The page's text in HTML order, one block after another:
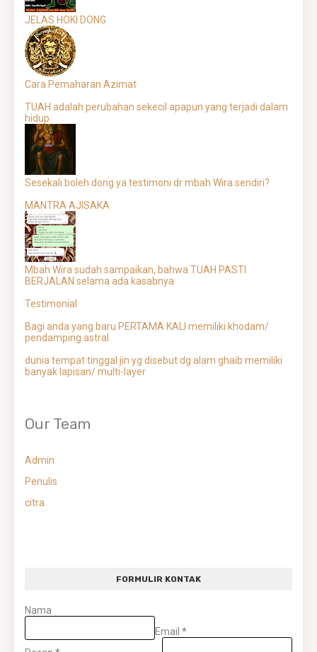
JELAS HOKI DONG
Cara Pemaharan Azimat
TUAH adalah perubahan sekecil apapun yang terjadi dalam
hidup
Sesekali boleh dong ya testimoni dr mbah Wira sendiri?
MANTRA AJISAKA
Mbah Wira sudah sampaikan, bahwa TUAH PASTI
BERJALAN selama ada kasabnya
Testimonial
Bagi anda yang baru PERTAMA KALI memiliki khodam/
pendamping astral
dunia tempat tinggal jin yg disebut dg alam ghaib memiliki
banyak lapisan/ multi-layer
Our Team
Admin
Penulis
citra
FORMULIR KONTAK
Nama
Email *